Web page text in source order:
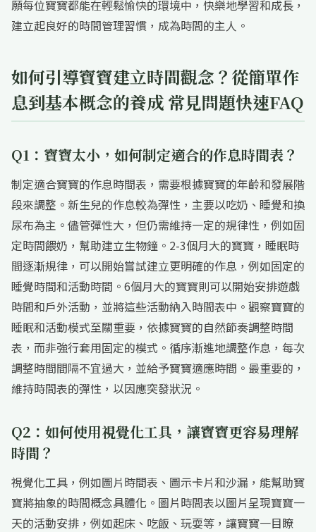
願每位寶寶都能在輕鬆愉快的環境中，快樂地學習和成長，
建立起良好的時間管理習慣，成為時間的主人。
如何引導寶寶建立時間觀念？從簡單作
息到基本概念的養成 常見問題快速FAQ
Q1：寶寶太小，如何制定適合的作息時間表？
制定適合寶寶的作息時間表，需要根據寶寶的年齡和發展階
段來調整。新生兒的作息較為彈性，主要以吃奶、睡覺和換
尿布為主。儘管彈性大，但仍需維持一定的規律性，例如固
定時間餵奶，幫助建立生物鐘。2-3個月大的寶寶，睡眠時
間逐漸規律，可以開始嘗試建立更明確的作息，例如固定的
睡覺時間和活動時間。6個月大的寶寶則可以開始安排遊戲
時間和戶外活動，並將這些活動納入時間表中。觀察寶寶的
睡眠和活動模式至關重要，依據寶寶的自然節奏調整時間
表，而非強行套用固定的模式。循序漸進地調整作息，每次
調整時間間隔不宜過大，並給予寶寶適應時間。最重要的，
維持時間表的彈性，以因應突發狀況。
Q2：如何使用視覺化工具，讓寶寶更容易理解
時間？
視覺化工具，例如圖片時間表、圖示卡片和沙漏，能幫助寶
寶將抽象的時間概念具體化。圖片時間表以圖片呈現寶寶一
天的活動安排，例如起床、吃飯、玩耍等，讓寶寶一目瞭